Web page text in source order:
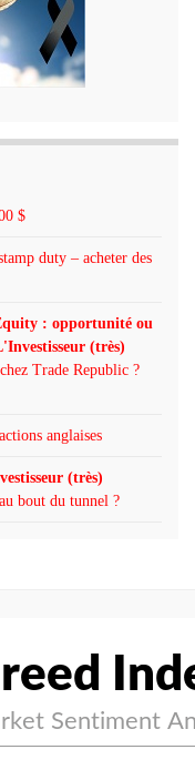
$
duty – acheter des
: opportunité ou
(très)
Trade Republic ?
anglaises
(très)
bout du tunnel ?